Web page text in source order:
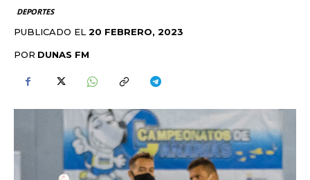
DEPORTES
PUBLICADO EL 20 FEBRERO, 2023
POR DUNAS FM